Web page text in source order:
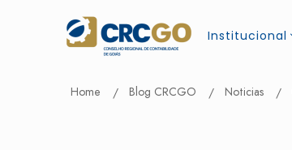
Institucional
Home Blog CRCGO Noticias